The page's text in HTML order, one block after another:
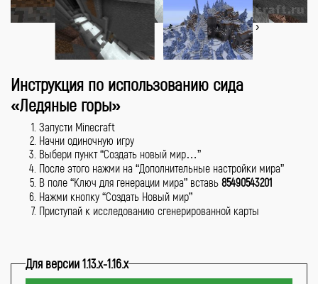
‹
›
Инструкция по использованию сида
«Ледяные горы»
Запусти Minecraft
Начни одиночную игру
Выбери пункт “Создать новый мир…”
После этого нажми на “Дополнительные настройки мира”
В поле “Ключ для генерации мира” вставь 85490543201
Нажми кнопку “Создать Новый мир”
Приступай к исследованию сгенерированной карты
Для версии 1.13.x-1.16.x